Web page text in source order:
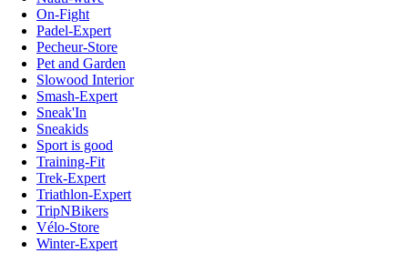
On-Fight
Padel-Expert
Pecheur-Store
Pet and Garden
Slowood Interior
Smash-Expert
Sneak'In
Sneakids
Sport is good
Training-Fit
Trek-Expert
Triathlon-Expert
TripNBikers
Vélo-Store
Winter-Expert